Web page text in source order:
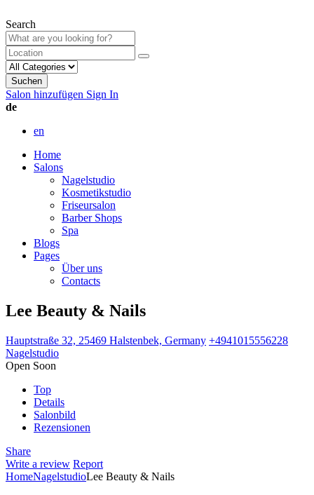
Search
Suchen
Salon hinzufügen Sign In
de
en
Home
Salons
Nagelstudio
Kosmetikstudio
Friseursalon
Barber Shops
Spa
Blogs
Pages
Über uns
Contacts
Lee Beauty & Nails
Hauptstraße 32, 25469 Halstenbek, Germany +4941015556228
Nagelstudio
Open Soon
Top
Details
Salonbild
Rezensionen
Share
Write a review Report
HomeNagelstudioLee Beauty & Nails